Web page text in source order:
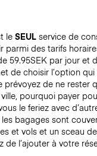
le SEULservice de
parmi des tarifs
59.95SEK par jour et
de choisir l’option
prévoyez de ne rester
pourquoi payer
le feriez avec
les bagages sont
et vols et un sceau
de l’ajouter à votre